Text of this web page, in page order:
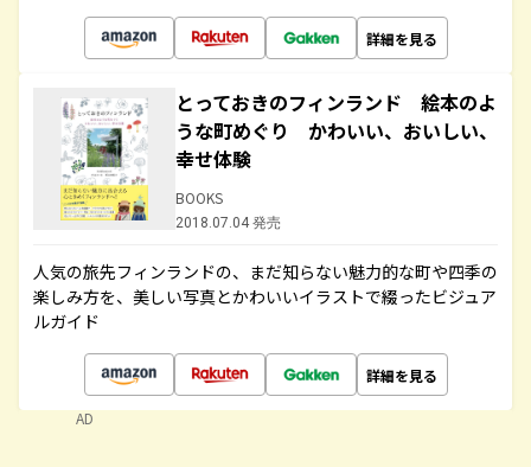
詳細を見る
とっておきのフィンランド 絵本のよ
うな町めぐり かわいい、おいしい、
幸せ体験
BOOKS
2018.07.04 発売
人気の旅先フィンランドの、まだ知らない魅力的な町や四季の
楽しみ方を、美しい写真とかわいいイラストで綴ったビジュア
ルガイド
詳細を見る
AD